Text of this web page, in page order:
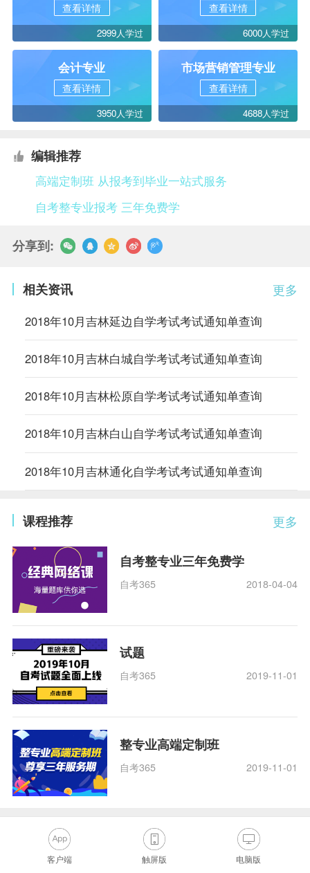
查看详情
2999人学过
查看详情
6000人学过
会计专业
查看详情
3950人学过
市场营销管理专业
查看详情
4688人学过
编辑推荐
高端定制班 从报考到毕业一站式服务
自考整专业报考 三年免费学
分享到:
更多
相关资讯
2018年10月吉林延边自学考试考试通知单查询
2018年10月吉林白城自学考试考试通知单查询
2018年10月吉林松原自学考试考试通知单查询
2018年10月吉林白山自学考试考试通知单查询
2018年10月吉林通化自学考试考试通知单查询
更多
课程推荐
自考整专业三年免费学
自考365 2018-04-04
试题
自考365 2019-11-01
整专业高端定制班
自考365 2019-11-01
客户端 触屏版 电脑版